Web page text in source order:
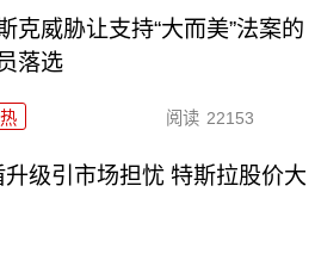
克威胁让支持“大而美”法案的
落选
阅读 22153
级引市场担忧 特斯拉股价大